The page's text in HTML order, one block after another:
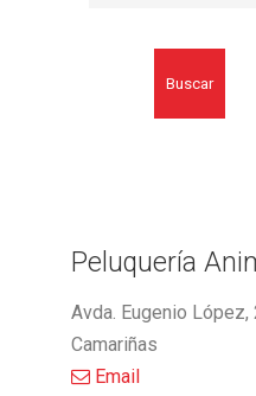
Buscar
Peluquería
Avda. Eugenio
Camariñas
Email